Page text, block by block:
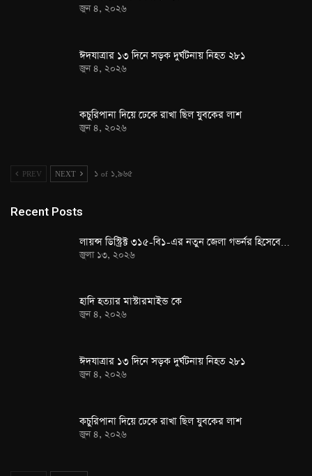
জুন ৪, ২০২৬
ঈদযাত্রার ১৩ দিনে সড়ক দুর্ঘটনায় নিহত ২৮১
জুন ৪, ২০২৬
কচুরিপানা দিয়ে ঢেকে রাখা ছিল যুবকের লাশ
জুন ৪, ২০২৬
PREV NEXT ১ of ১,৯৬৫
Recent Posts
লায়ন্স ডিস্ট্রিক্ট ৩১৫-বি১-এর নতুন জেলা গভর্নর হিসেবে…
জুলা ১৩, ২০২৬
হাদি হত্যার মাস্টারমাইন্ড কে
জুন ৪, ২০২৬
ঈদযাত্রার ১৩ দিনে সড়ক দুর্ঘটনায় নিহত ২৮১
জুন ৪, ২০২৬
কচুরিপানা দিয়ে ঢেকে রাখা ছিল যুবকের লাশ
জুন ৪, ২০২৬